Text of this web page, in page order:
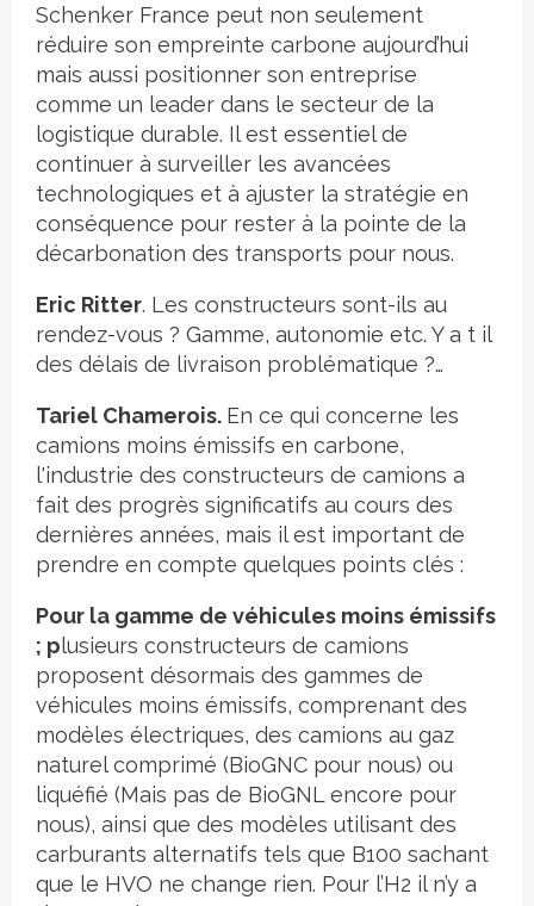
Schenker France peut non seulement
réduire son empreinte carbone aujourd’hui
mais aussi positionner son entreprise
comme un leader dans le secteur de la
logistique durable. Il est essentiel de
continuer à surveiller les avancées
technologiques et à ajuster la stratégie en
conséquence pour rester à la pointe de la
décarbonation des transports pour nous.
Eric Ritter. Les constructeurs sont-ils au
rendez-vous ? Gamme, autonomie etc. Y a t il
des délais de livraison problématique ?…
Tariel Chamerois. En ce qui concerne les
camions moins émissifs en carbone,
l'industrie des constructeurs de camions a
fait des progrès significatifs au cours des
dernières années, mais il est important de
prendre en compte quelques points clés :
Pour la gamme de véhicules moins émissifs
; plusieurs constructeurs de camions
proposent désormais des gammes de
véhicules moins émissifs, comprenant des
modèles électriques, des camions au gaz
naturel comprimé (BioGNC pour nous) ou
liquéfié (Mais pas de BioGNL encore pour
nous), ainsi que des modèles utilisant des
carburants alternatifs tels que B100 sachant
que le HVO ne change rien. Pour l’H2 il n’y a